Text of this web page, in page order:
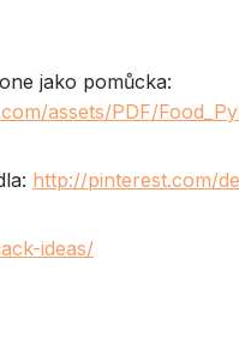
jako pomůcka:
assets/PDF/
http://pinterest.com/
ideas/